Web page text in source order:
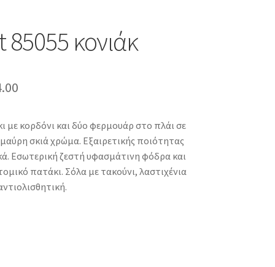
κονιάκ
Η
τιμή
είναι:
€84.00.
με κορδόνι και δύο φερμουάρ στο πλάι σε
σκιά χρώμα. Εξαιρετικής ποιότητας
Εσωτερική ζεστή υφασμάτινη φόδρα και
πατάκι. Σόλα με τακούνι, λαστιχένια